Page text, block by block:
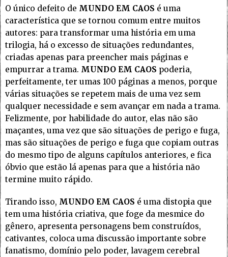
O único defeito de MUNDO EM CAOS é uma
característica que se tornou comum entre muitos
autores: para transformar uma história em uma
trilogia, há o excesso de situações redundantes,
criadas apenas para preencher mais páginas e
empurrar a trama. MUNDO EM CAOS poderia,
perfeitamente, ter umas 100 páginas a menos, porque
várias situações se repetem mais de uma vez sem
qualquer necessidade e sem avançar em nada a trama.
Felizmente, por habilidade do autor, elas não são
maçantes, uma vez que são situações de perigo e fuga,
mas são situações de perigo e fuga que copiam outras
do mesmo tipo de alguns capítulos anteriores, e fica
óbvio que estão lá apenas para que a história não
termine muito rápido.
Tirando isso, MUNDO EM CAOS é uma distopia que
tem uma história criativa, que foge da mesmice do
gênero, apresenta personagens bem construídos,
cativantes, coloca uma discussão importante sobre
fanatismo, domínio pelo poder, lavagem cerebral